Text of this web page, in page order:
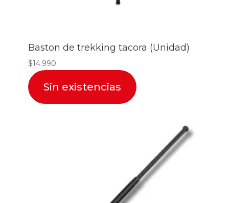
Baston de trekking tacora (Unidad)
$14.990
Sin existencias